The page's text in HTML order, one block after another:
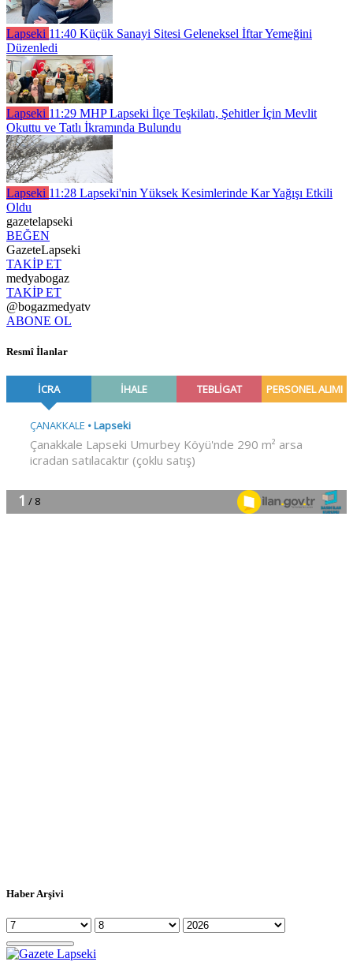
Lapseki 11:40 Küçük Sanayi Sitesi Geleneksel İftar Yemeğini
Düzenledi
Lapseki 11:29 MHP Lapseki İlçe Teşkilatı, Şehitler İçin Mevlit
Okuttu ve Tatlı İkramında Bulundu
Lapseki 11:28 Lapseki'nin Yüksek Kesimlerinde Kar Yağışı Etkili
Oldu
gazetelapseki
BEĞEN
GazeteLapseki
TAKİP ET
medyabogaz
TAKİP ET
@bogazmedyatv
ABONE OL
Resmî İlanlar
Haber Arşivi